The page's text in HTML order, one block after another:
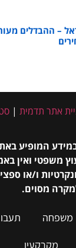
– ההבדלים
אתר תדמית |
המופיע
משפטי ואין
ו/או
מסוים.
משפחה
מקרקעין